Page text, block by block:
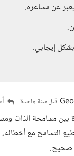
عن مشاعره.
إيجابي.
قبل سنة واحدة
بين مسامحة الذات
التسامح مع
صحيح.